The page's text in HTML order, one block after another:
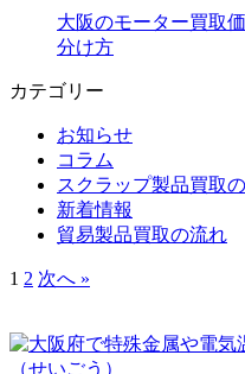
大阪のモーター買取
分け方
カテゴリー
お知らせ
コラム
スクラップ製品買取
新着情報
貿易製品買取の流れ
1 2 次へ »